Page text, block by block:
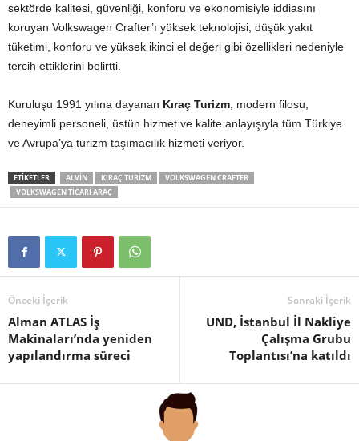
sektörde kalitesi, güvenliği, konforu ve ekonomisiyle iddiasını
koruyan Volkswagen Crafter’ı yüksek teknolojisi, düşük yakıt
tüketimi, konforu ve yüksek ikinci el değeri gibi özellikleri nedeniyle
tercih ettiklerini belirtti.
Kuruluşu 1991 yılına dayanan Kıraç Turizm , modern filosu,
deneyimli personeli, üstün hizmet ve kalite anlayışıyla tüm Türkiye
ve Avrupa’ya turizm taşımacılık hizmeti veriyor.
ETIKETLER ALVIN KIRAÇ TURIZM
VOLKSWAGEN CRAFTER
VOLKSWAGEN TICARI ARAÇ
Önceki İçerik
Alman ATLAS İş
Makinaları’nda yeniden
yapılandırma süreci
Sonraki İçerik
UND, İstanbul İl Nakliye
Çalışma Grubu
Toplantısı’na katıldı